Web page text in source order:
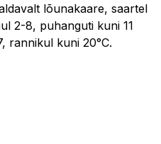
lõunakaare, saartel
2-8, puhanguti kuni 11
rannikul kuni 20°C.